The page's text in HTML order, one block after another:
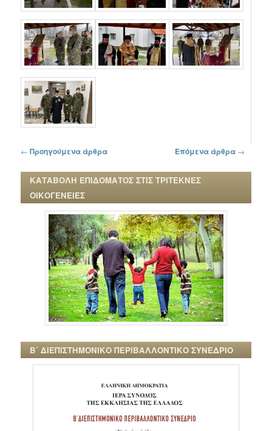
Πλοήγηση στα άρθρα
← Προηγούμενα άρθρα Επόμενα άρθρα →
ΚΑΤΑΒΟΛΗ ΕΠΙΔΟΜΑΤΟΣ ΣΤΙΣ ΤΡΙΤΕΚΝΕΣ
ΟΙΚΟΓΕΝΕΙΕΣ
Β΄ ΔΙΕΠΙΣΤΗΜΟΝΙΚΟ ΠΕΡΙΒΑΛΛΟΝΤΙΚΟ ΣΥΝΕΔΡΙΟ